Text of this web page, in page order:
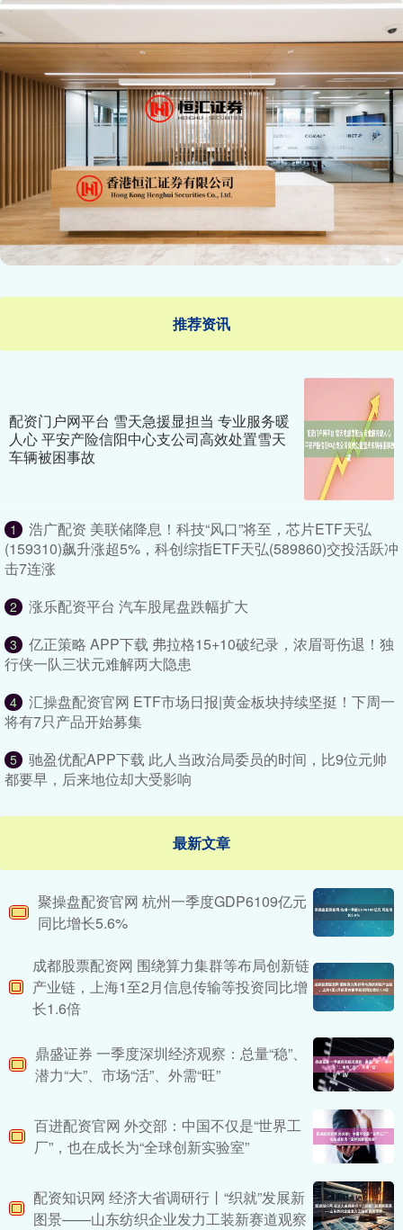
推荐资讯
配资门户网平台 雪天急援显担当 专业服务暖
人心 平安产险信阳中心支公司高效处置雪天
车辆被困事故
1
浩广配资 美联储降息！科技“风口”将至，芯片ETF天弘
(159310)飙升涨超5%，科创综指ETF天弘(589860)交投活跃冲
击7连涨
2 涨乐配资平台 汽车股尾盘跌幅扩大
3
亿正策略 APP下载 弗拉格15+10破纪录，浓眉哥伤退！独
行侠一队三状元难解两大隐患
4
汇操盘配资官网 ETF市场日报|黄金板块持续坚挺！下周一
将有7只产品开始募集
5
驰盈优配APP下载 此人当政治局委员的时间，比9位元帅
都要早，后来地位却大受影响
最新文章
聚操盘配资官网 杭州一季度GDP6109亿元
同比增长5.6%
成都股票配资网 围绕算力集群等布局创新链
产业链，上海1至2月信息传输等投资同比增
长1.6倍
鼎盛证券 一季度深圳经济观察：总量“稳”、
潜力“大”、市场“活”、外需“旺”
百进配资官网 外交部：中国不仅是“世界工
厂”，也在成长为“全球创新实验室”
配资知识网 经济大省调研行丨“织就”发展新
图景——山东纺织企业发力工装新赛道观察